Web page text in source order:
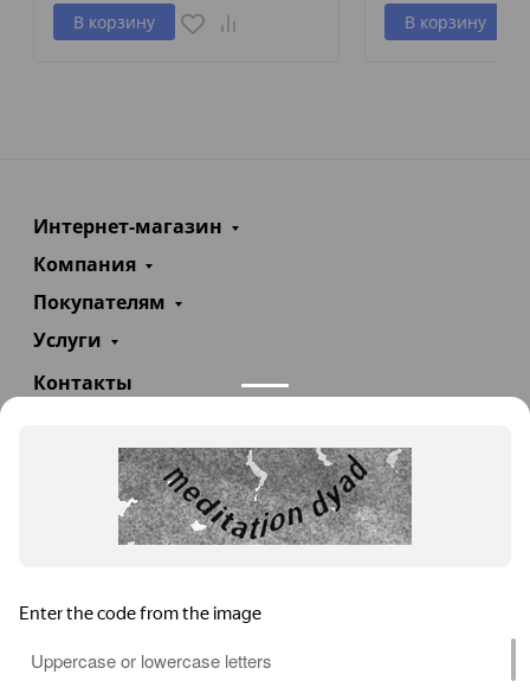
В корзину В корзину
Интернет-магазин
Компания
Покупателям
Услуги
Контакты
info@teploexpert.com
Пн—Сб 09:00 – 18:00
TeploExpert.com © 2008 - 2026 Оборудование для
систем отопления, водоснабжения, канализации